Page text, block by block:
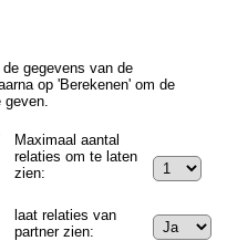
gegevens van de
op 'Berekenen' om de
Maximaal aantal
relaties om te laten
zien:
laat relaties van
partner zien: